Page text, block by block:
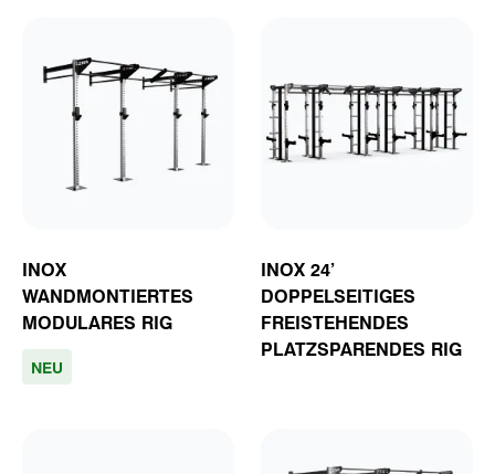
INOX
WANDMONTIERTES
MODULARES RIG
NEU
INOX 24’
DOPPELSEITIGES
FREISTEHENDES
PLATZSPARENDES RIG